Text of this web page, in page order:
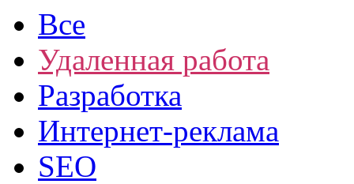
Все
Удаленная работа
Разработка
Интернет-реклама
SEO